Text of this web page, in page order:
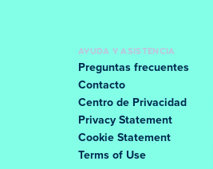
AYUDA Y ASISTENCIA
Preguntas frecuentes
Contacto
Centro de Privacidad
Privacy Statement
Cookie Statement
Terms of Use